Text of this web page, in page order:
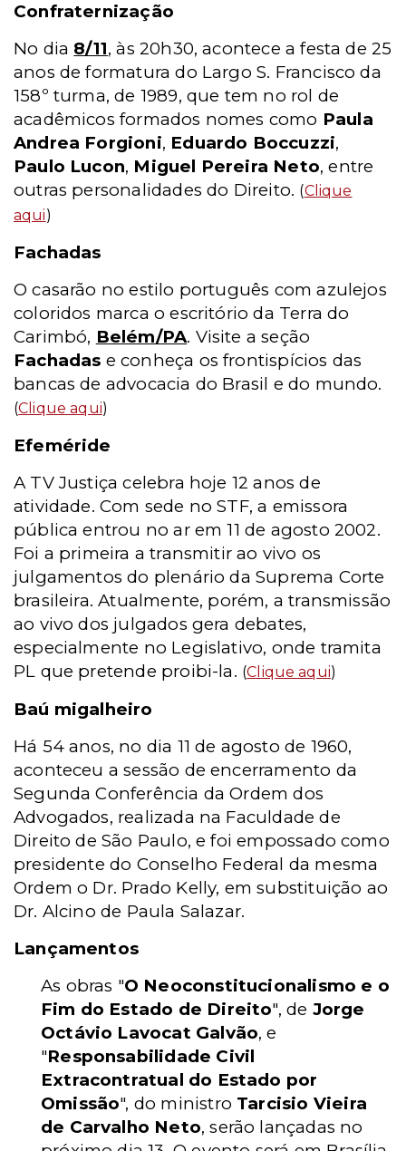
Confraternização
No dia 8/11, às 20h30, acontece a festa de 25
anos de formatura do Largo S. Francisco da
158º turma, de 1989, que tem no rol de
acadêmicos formados nomes como Paula
Andrea Forgioni, Eduardo Boccuzzi,
Paulo Lucon, Miguel Pereira Neto, entre
outras personalidades do Direito. (Clique
aqui)
Fachadas
O casarão no estilo português com azulejos
coloridos marca o escritório da Terra do
Carimbó, Belém/PA. Visite a seção
Fachadas e conheça os frontispícios das
bancas de advocacia do Brasil e do mundo.
(Clique aqui)
Efeméride
A TV Justiça celebra hoje 12 anos de
atividade. Com sede no STF, a emissora
pública entrou no ar em 11 de agosto 2002.
Foi a primeira a transmitir ao vivo os
julgamentos do plenário da Suprema Corte
brasileira. Atualmente, porém, a transmissão
ao vivo dos julgados gera debates,
especialmente no Legislativo, onde tramita
PL que pretende proibi-la. (Clique aqui)
Baú migalheiro
Há 54 anos, no dia 11 de agosto de 1960,
aconteceu a sessão de encerramento da
Segunda Conferência da Ordem dos
Advogados, realizada na Faculdade de
Direito de São Paulo, e foi empossado como
presidente do Conselho Federal da mesma
Ordem o Dr. Prado Kelly, em substituição ao
Dr. Alcino de Paula Salazar.
Lançamentos
As obras "O Neoconstitucionalismo e o
Fim do Estado de Direito", de Jorge
Octávio Lavocat Galvão, e
"Responsabilidade Civil
Extracontratual do Estado por
Omissão", do ministro Tarcisio Vieira
de Carvalho Neto, serão lançadas no